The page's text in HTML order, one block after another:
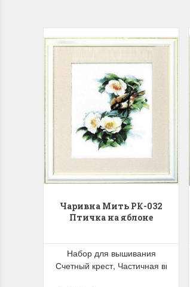
Чаривна Мить РК-032
Птичка на яблоне
Набор для вышивания
Счетный крест, Частичная вышивка